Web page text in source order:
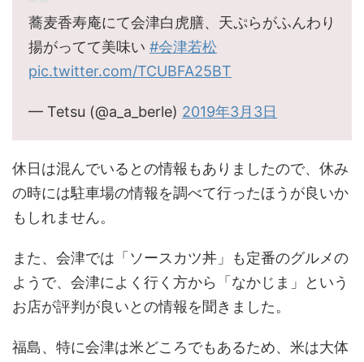
蕎麦香寿庵にて会津白虎膳、天ぷらがふんわり
揚がってて美味い #会津若松
pic.twitter.com/TCUBFA25BT
— Tetsu (@a_a_berle) 2019年3月3日
休日は混んでいるとの情報もありましたので、休み
の時には駐車場の情報を調べて行ったほうが良いか
もしれません。
また、会津では「ソースカツ丼」も定番のグルメの
ようで、会津によく行く方から「なかじま」という
お店が評判が良いとの情報を聞きました。
福島、特に会津は米どころでもあるため、米は大体